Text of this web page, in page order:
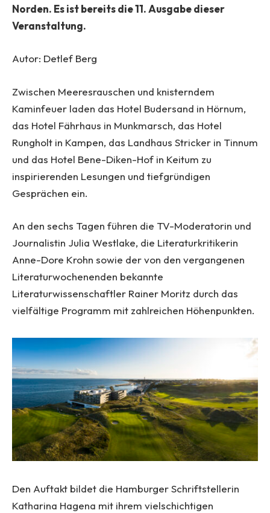
Norden. Es ist bereits die 11. Ausgabe dieser
Veranstaltung.
Autor: Detlef Berg
Zwischen Meeresrauschen und knisterndem
Kaminfeuer laden das Hotel Budersand in Hörnum,
das Hotel Fährhaus in Munkmarsch, das Hotel
Rungholt in Kampen, das Landhaus Stricker in Tinnum
und das Hotel Bene-Diken-Hof in Keitum zu
inspirierenden Lesungen und tiefgründigen
Gesprächen ein.
An den sechs Tagen führen die TV-Moderatorin und
Journalistin Julia Westlake, die Literaturkritikerin
Anne-Dore Krohn sowie der von den vergangenen
Literaturwochenenden bekannte
Literaturwissenschaftler Rainer Moritz durch das
vielfältige Programm mit zahlreichen Höhenpunkten.
Den Auftakt bildet die Hamburger Schriftstellerin
Katharina Hagena mit ihrem vielschichtigen